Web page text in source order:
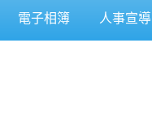
電子相簿 人事宣導